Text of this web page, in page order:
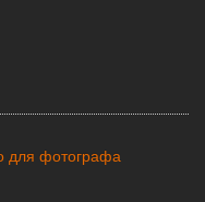
для фотографа